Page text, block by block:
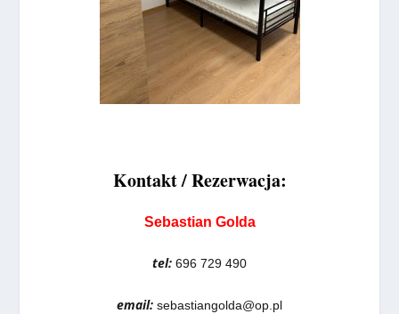
Kontakt / Rezerwacja:
Sebastian Golda
tel: 696 729 490
email: sebastiangolda@op.pl